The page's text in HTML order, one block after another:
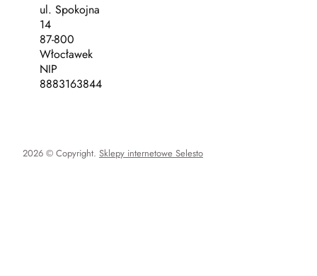
ul. Spokojna
14
87-800
Włocławek
NIP
8883163844
2026 © Copyright. Sklepy internetowe Selesto